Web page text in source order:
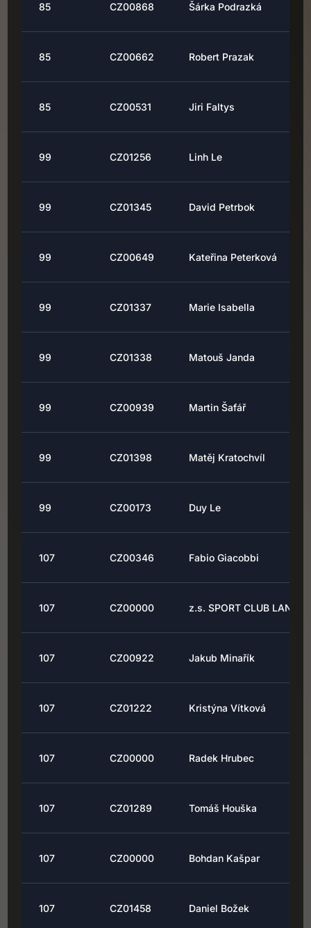
85 CZ00868 Šárka Podrazká
85 CZ00662 Robert Prazak
85 CZ00531 Jiri Faltys
99 CZ01256 Linh Le
99 CZ01345 David Petrbok
99 CZ00649 Kateřina Peterková
99 CZ01337 Marie Isabella
99 CZ01338 Matouš Janda
99 CZ00939 Martin Šafář
99 CZ01398 Matěj Kratochvíl
99 CZ00173 Duy Le
107 CZ00346 Fabio Giacobbi
107 CZ00000 z.s. SPORT CLUB
107 CZ00922 Jakub Minařík
107 CZ01222 Kristýna Vítková
107 CZ00000 Radek Hrubec
107 CZ01289 Tomáš Houška
107 CZ00000 Bohdan Kašpar
107 CZ01458 Daniel Božek